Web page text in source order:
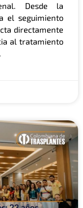
Desde la
el seguimiento
directamente
al tratamiento